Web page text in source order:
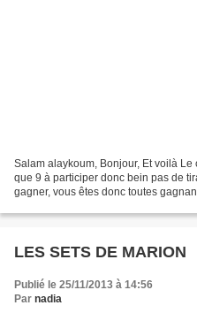
Salam alaykoum, Bonjour, Et voilà
que 9 à participer donc bein pas de
gagner, vous êtes donc toutes
LES SETS DE MARION
Publié le 25/11/2013 à 14:56
Par nadia